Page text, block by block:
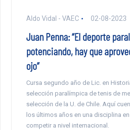
Aldo Vidal - VAEC 02-08-2023
Juan Penna: “El deporte
potenciando, hay que
ojo”
Cursa segundo año de Lic. en
selección paralímpica de tenis de
selección de la U. de Chile. Aquí
los últimos años en una disciplina
competir a nivel internacional.